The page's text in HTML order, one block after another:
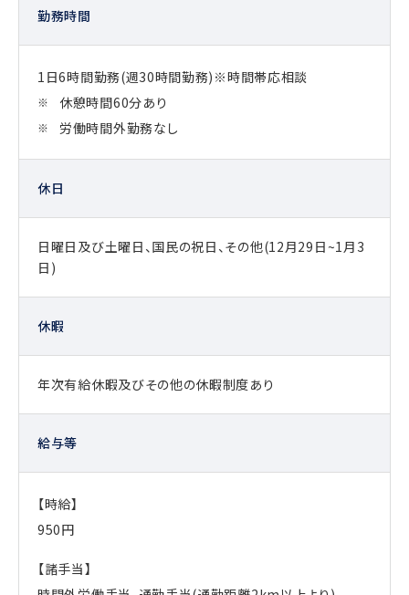
勤務時間
1日6時間勤務(週30時間勤務)※時間帯応相談
休憩時間60分あり
労働時間外勤務なし
休日
日曜日及び土曜日、国民の祝日、その他(12月29日~1月3
日)
休暇
年次有給休暇及びその他の休暇制度あり
給与等
【時給】
950円
【諸手当】